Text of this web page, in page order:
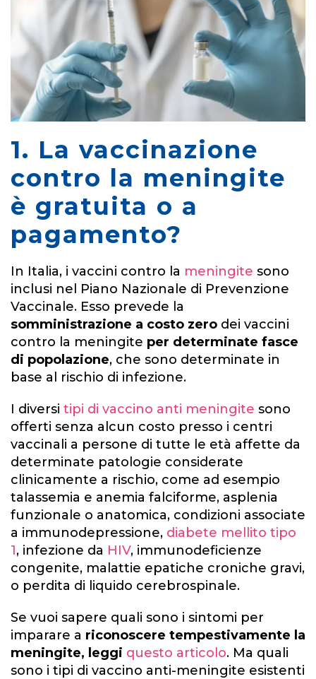
1. La vaccinazione
contro la meningite
è gratuita o a
pagamento?
In Italia, i vaccini contro la meningite sono
inclusi nel Piano Nazionale di Prevenzione
Vaccinale. Esso prevede la
somministrazione a costo zero dei vaccini
contro la meningite per determinate fasce
di popolazione, che sono determinate in
base al rischio di infezione.
I diversi tipi di vaccino anti meningite sono
offerti senza alcun costo presso i centri
vaccinali a persone di tutte le età affette da
determinate patologie considerate
clinicamente a rischio, come ad esempio
talassemia e anemia falciforme, asplenia
funzionale o anatomica, condizioni associate
a immunodepressione, diabete mellito tipo
1, infezione da HIV, immunodeficienze
congenite, malattie epatiche croniche gravi,
o perdita di liquido cerebrospinale.
Se vuoi sapere quali sono i sintomi per
imparare a riconoscere tempestivamente la
meningite, leggi questo articolo. Ma quali
sono i tipi di vaccino anti-meningite esistenti